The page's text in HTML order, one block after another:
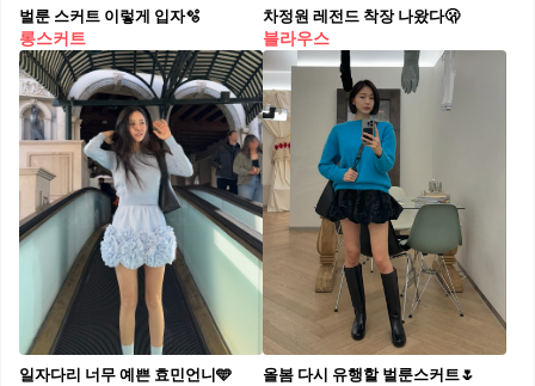
벌룬 스커트 이렇게 입자🫧
롱스커트
차정원 레전드 착장 나왔다🫢
블라우스
일자다리 너무 예쁜 효민언니🩵
올봄 다시 유행할 벌룬스커트🌷